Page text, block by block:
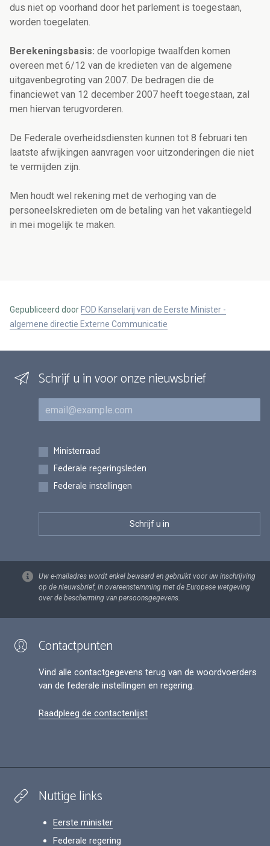
dus niet op voorhand door het parlement is toegestaan,
worden toegelaten.
Berekeningsbasis: de voorlopige twaalfden komen
overeen met 6/12 van de kredieten van de algemene
uitgavenbegroting van 2007. De bedragen die de
financiewet van 12 december 2007 heeft toegestaan, zal
men hiervan terugvorderen.
De Federale overheidsdiensten kunnen tot 8 februari ten
laatste afwijkingen aanvragen voor uitzonderingen die niet
te vermijden zijn.
Men houdt wel rekening met de verhoging van de
personeelskredieten om de betaling van het vakantiegeld
in mei mogelijk te maken.
Gepubliceerd door FOD Kanselarij van de Eerste Minister -
algemene directie Externe Communicatie
Schrijf u in voor onze nieuwsbrief
E-mail
Inschrijvingen
Ministerraad
Federale regeringsleden
Federale instellingen
Uw e-mailadres wordt enkel bewaard en gebruikt voor uw inschrijving
op de nieuwsbrief, in overeenstemming met de Europese wetgeving
over de bescherming van persoonsgegevens.
Contactpunten
Vind alle contactgegevens terug van de woordvoerders
van de federale instellingen en regering.
Raadpleeg de contactenlijst
Nuttige links
Eerste minister
Federale regering